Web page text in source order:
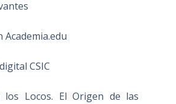
Academia.edu
CSIC
los Locos. El Origen de las